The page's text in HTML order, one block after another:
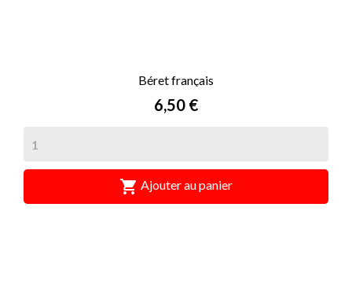
Béret français
Prix
6,50 €
 Ajouter au panier